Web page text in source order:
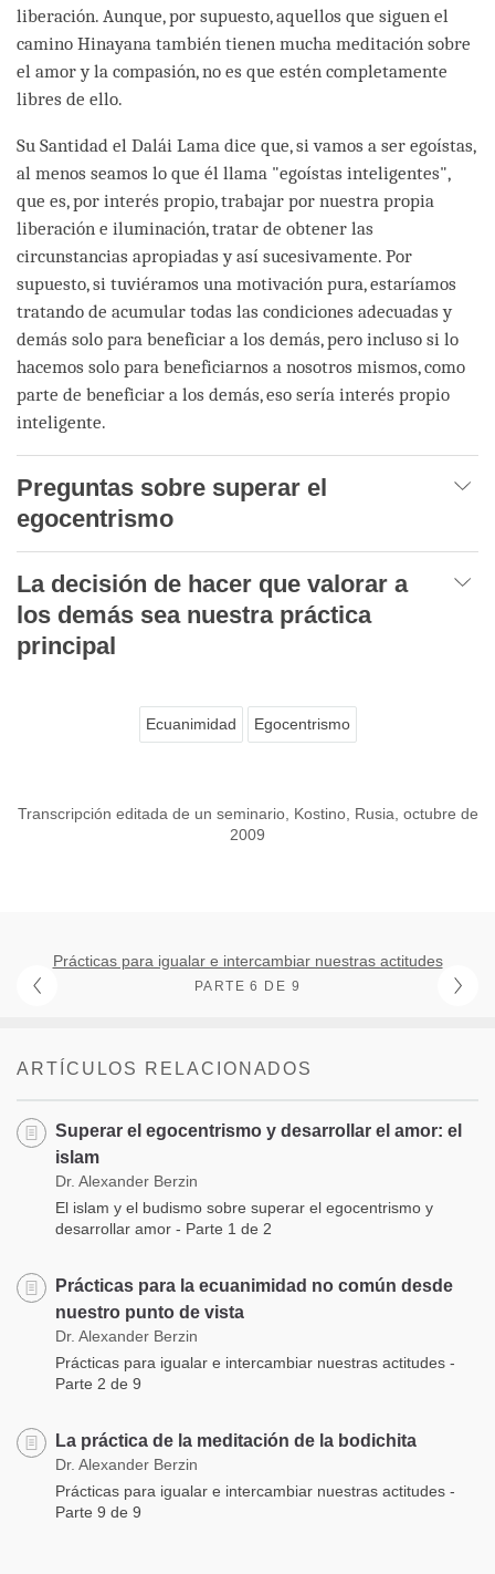
liberación. Aunque, por supuesto, aquellos que siguen el
camino Hinayana también tienen mucha meditación sobre
el amor y la compasión, no es que estén completamente
libres de ello.
Su Santidad el Dalái Lama dice que, si vamos a ser egoístas,
al menos seamos lo que él llama "egoístas inteligentes",
que es, por interés propio, trabajar por nuestra propia
liberación e iluminación, tratar de obtener las
circunstancias apropiadas y así sucesivamente. Por
supuesto, si tuviéramos una motivación pura, estaríamos
tratando de acumular todas las condiciones adecuadas y
demás solo para beneficiar a los demás, pero incluso si lo
hacemos solo para beneficiarnos a nosotros mismos, como
parte de beneficiar a los demás, eso sería interés propio
inteligente.
Preguntas sobre superar el
egocentrismo
La decisión de hacer que valorar a
los demás sea nuestra práctica
principal
Ecuanimidad Egocentrismo
Transcripción editada de un seminario, Kostino, Rusia, octubre de
2009
Prácticas para igualar e intercambiar nuestras actitudes
PARTE 6 DE 9
ARTÍCULOS RELACIONADOS
Superar el egocentrismo y desarrollar el amor: el
islam
Dr. Alexander Berzin
El islam y el budismo sobre superar el egocentrismo y
desarrollar amor - Parte 1 de 2
Prácticas para la ecuanimidad no común desde
nuestro punto de vista
Dr. Alexander Berzin
Prácticas para igualar e intercambiar nuestras actitudes -
Parte 2 de 9
La práctica de la meditación de la bodichita
Dr. Alexander Berzin
Prácticas para igualar e intercambiar nuestras actitudes -
Parte 9 de 9